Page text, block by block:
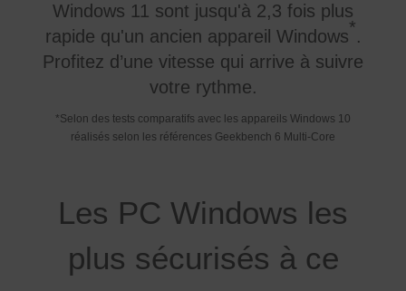
Windows 11 sont jusqu'à 2,3 fois plus
rapide qu'un ancien appareil Windows*.
Profitez d’une vitesse qui arrive à suivre
votre rythme.
*Selon des tests comparatifs avec les appareils Windows 10
réalisés selon les références Geekbench 6 Multi-Core
Les PC Windows les
plus sécurisés à ce